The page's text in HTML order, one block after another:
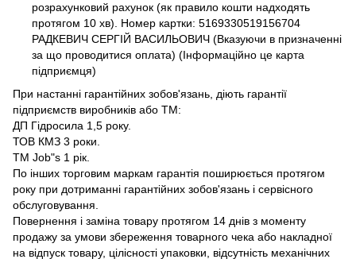
розрахунковий рахунок (як правило кошти надходять
протягом 10 хв). Номер картки: 5169330519156704
РАДКЕВИЧ СЕРГІЙ ВАСИЛЬОВИЧ (Вказуючи в призначенні
за що проводитися оплата) (Інформаційно це карта
підприємця)
При настанні гарантійних зобов'язань, діють гарантії
підприємств виробників або ТМ:
ДП Гідросила 1,5 року.
ТОВ КМЗ 3 роки.
ТМ Job"s 1 рік.
По інших торговим маркам гарантія поширюється протягом
року при дотриманні гарантійних зобов'язань і сервісного
обслуговування.
Повернення і заміна товару протягом 14 днів з моменту
продажу за умови збереження товарного чека або накладної
на відпуск товару, цілісності упаковки, відсутність механічних